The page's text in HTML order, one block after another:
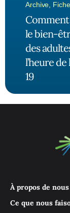
Archive
le bien-
des
l’heure
19
À propos de nous
Ce que nous